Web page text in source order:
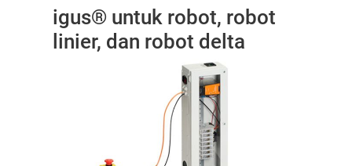
igus® untuk robot, robot
linier, dan robot delta